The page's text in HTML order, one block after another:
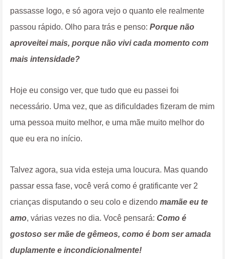
passasse logo, e só agora vejo o quanto ele realmente
passou rápido. Olho para trás e penso: Porque não
aproveitei mais, porque não vivi cada momento com
mais intensidade?
Hoje eu consigo ver, que tudo que eu passei foi
necessário. Uma vez, que as dificuldades fizeram de mim
uma pessoa muito melhor, e uma mãe muito melhor do
que eu era no início.
Talvez agora, sua vida esteja uma loucura. Mas quando
passar essa fase, você verá como é gratificante ver 2
crianças disputando o seu colo e dizendo mamãe eu te
amo, várias vezes no dia. Você pensará: Como é
gostoso ser mãe de gêmeos, como é bom ser amada
duplamente e incondicionalmente!